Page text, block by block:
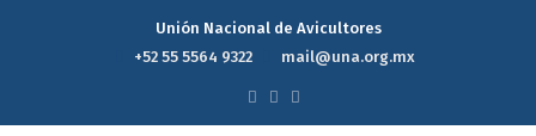
Unión Nacional de Avicultores
+52 55 5564 9322
mail@una.org.mx